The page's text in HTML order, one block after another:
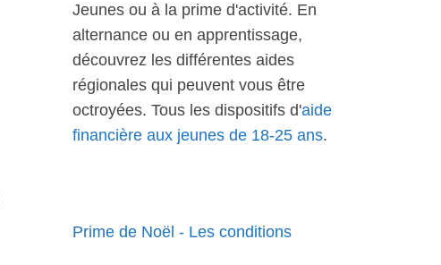
Jeunes ou à la prime d'activité. En
alternance ou en apprentissage,
découvrez les différentes aides
régionales qui peuvent vous être
octroyées. Tous les dispositifs d'aide
financière aux jeunes de 18-25 ans.
Prime de Noël - Les conditions